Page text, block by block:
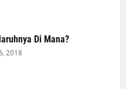
Di Mana?
2018